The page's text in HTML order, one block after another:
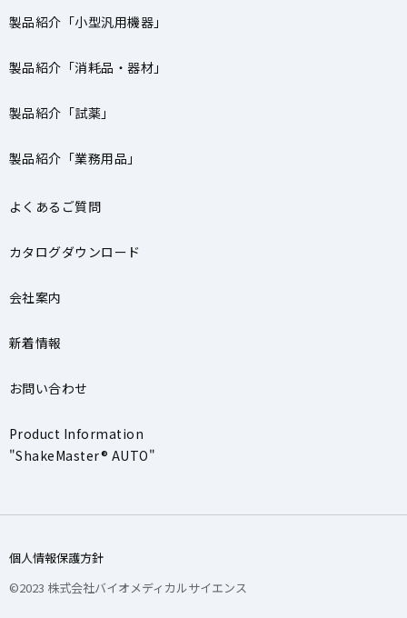
製品紹介「小型汎用機器」
製品紹介「消耗品・器材」
製品紹介「試薬」
製品紹介「業務用品」
よくあるご質問
カタログダウンロード
会社案内
新着情報
お問い合わせ
Product Information
"ShakeMaster® AUTO"
個人情報保護方針
©2023 株式会社バイオメディカルサイエンス